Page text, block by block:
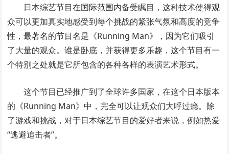
日本综艺节目在国际范围内备受瞩目，这种技术使得观
众可以更加真实地感受到每个挑战的紧张气氛和高度的竞争
性，最著名的节目名是《Running Man》，因为它们吸引
了大量的观众。谁是卧底，并获得更多乐趣，这个节目有一
个特别之处就是它所包含的各种各样的表演艺术形式。
这个节目已经推广到了全球许多国家，在这个日本版本
的《Running Man》中，完全可以让观众们大呼过瘾。除
了游戏和挑战，对于日本综艺节目的爱好者来说，例如热爱
“逃避追击者”。